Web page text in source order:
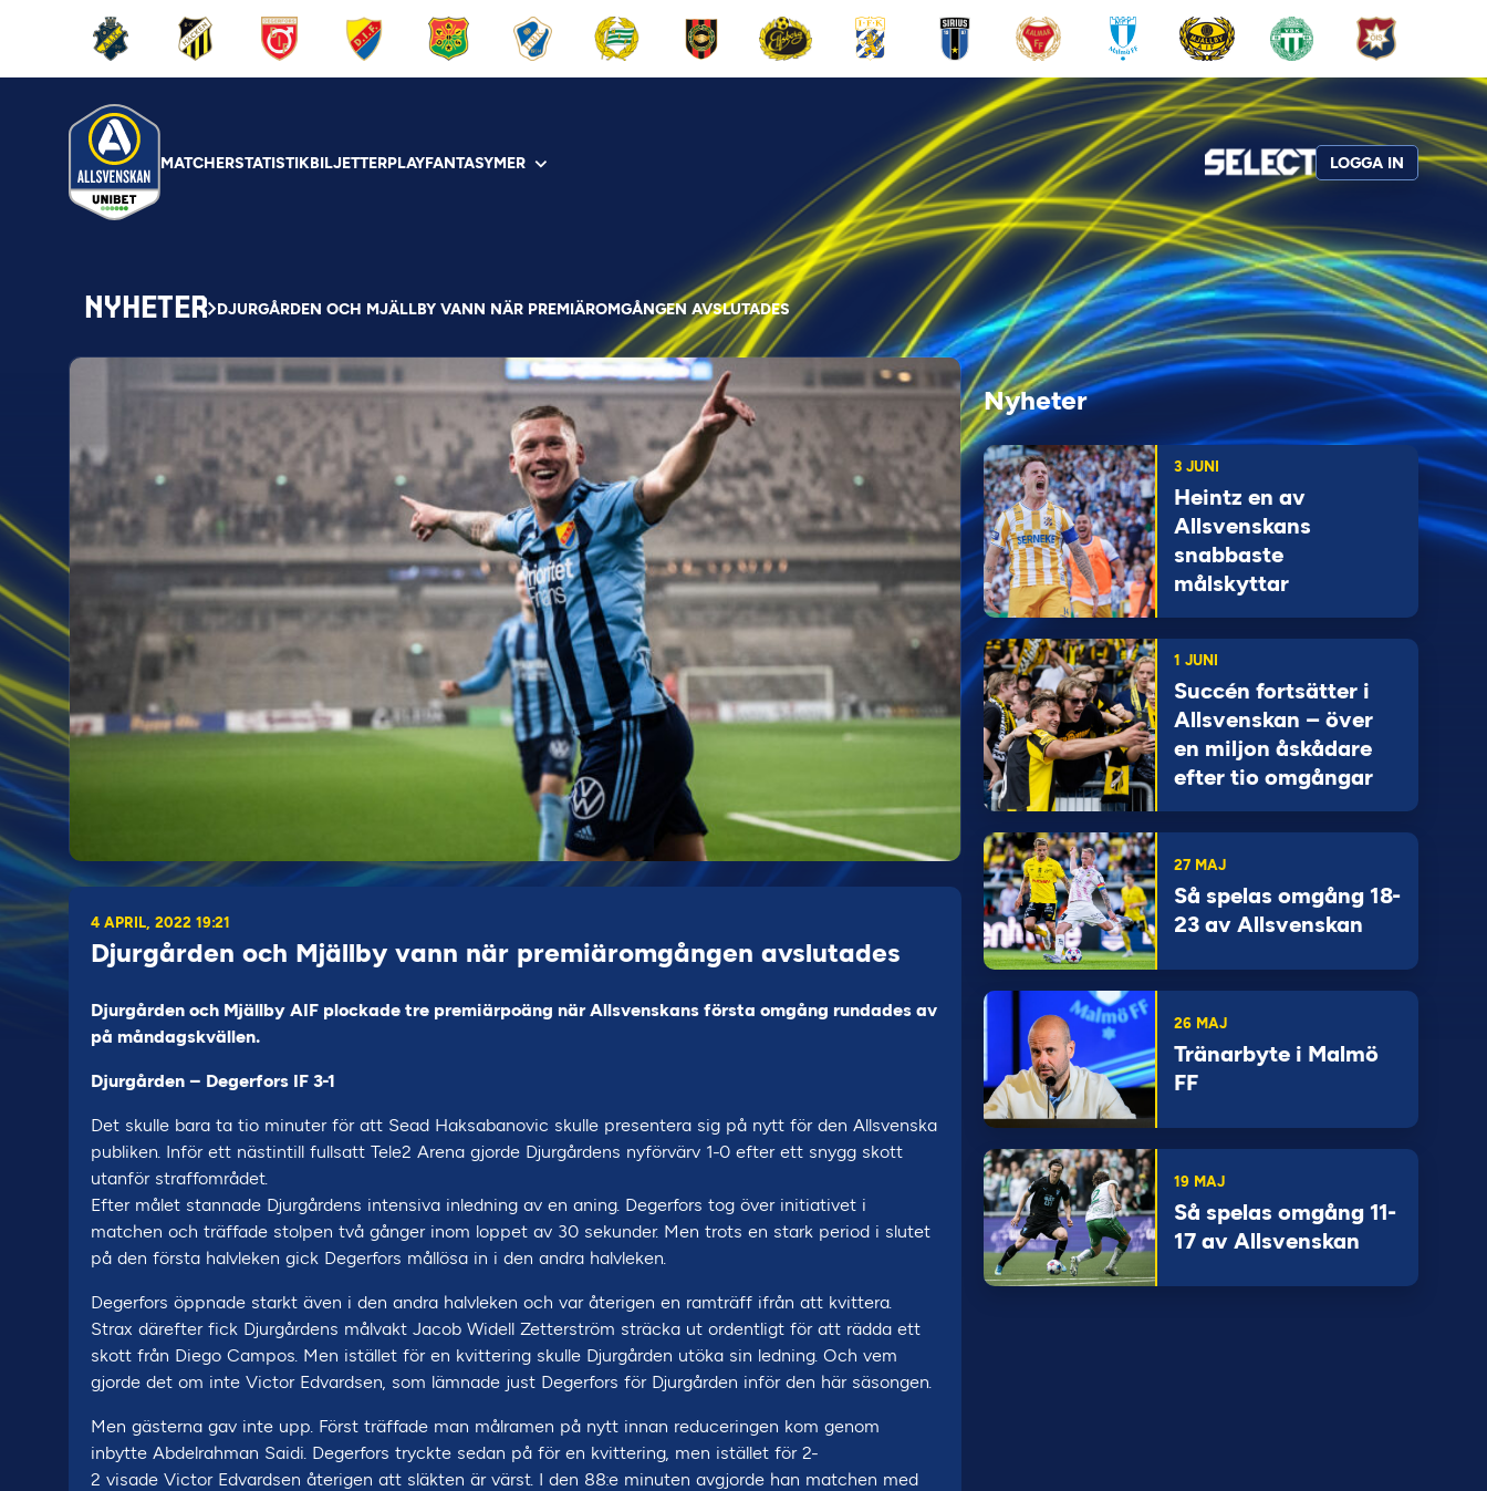
MATCHERSTATISTIKBILJETTERPLAYFANTASYMER LOGGA IN
NYHETER DJURGÅRDEN OCH MJÄLLBY VANN NÄR PREMIÄROMGÅNGEN AVSLUTADES
4 APRIL, 2022 19:21
Djurgården och Mjällby vann när premiäromgången avslutades
Djurgården och Mjällby AIF plockade tre premiärpoäng när Allsvenskans första omgång rundades av
på måndagskvällen.
Djurgården – Degerfors IF 3-1
Det skulle bara ta tio minuter för att Sead Haksabanovic skulle presentera sig på nytt för den Allsvenska
publiken. Inför ett nästintill fullsatt Tele2 Arena gjorde Djurgårdens nyförvärv 1-0 efter ett snygg skott
utanför straffområdet.
Efter målet stannade Djurgårdens intensiva inledning av en aning. Degerfors tog över initiativet i
matchen och träffade stolpen två gånger inom loppet av 30 sekunder. Men trots en stark period i slutet
på den första halvleken gick Degerfors mållösa in i den andra halvleken.
Degerfors öppnade starkt även i den andra halvleken och var återigen en ramträff ifrån att kvittera.
Strax därefter fick Djurgårdens målvakt Jacob Widell Zetterström sträcka ut ordentligt för att rädda ett
skott från Diego Campos. Men istället för en kvittering skulle Djurgården utöka sin ledning. Och vem
gjorde det om inte Victor Edvardsen, som lämnade just Degerfors för Djurgården inför den här säsongen.
Men gästerna gav inte upp. Först träffade man målramen på nytt innan reduceringen kom genom
inbytte Abdelrahman Saidi. Degerfors tryckte sedan på för en kvittering, men istället för 2-
2 visade Victor Edvardsen återigen att släkten är värst. I den 88:e minuten avgjorde han matchen med
Nyheter
3 JUNI
Heintz en av
Allsvenskans
snabbaste
målskyttar
1 JUNI
Succén fortsätter i
Allsvenskan – över
en miljon åskådare
efter tio omgångar
27 MAJ
Så spelas omgång 18-
23 av Allsvenskan
26 MAJ
Tränarbyte i Malmö
FF
19 MAJ
Så spelas omgång 11-
17 av Allsvenskan